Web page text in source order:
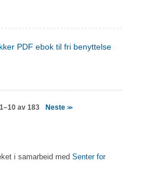
PDF ebok til fri benyttelse
1–10 av 183 Neste >>
i samarbeid med Senter for